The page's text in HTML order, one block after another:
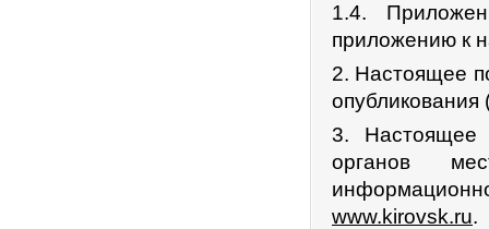
1.4.
приложению к
2. Настоящее
опубликования
3. Настоящее
органов
www.kirovsk.ru.